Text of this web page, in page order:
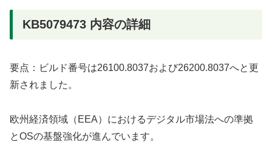
KB5079473 内容の詳細
要点：ビルド番号は26100.8037および26200.8037へと更
新されました。
欧州経済領域（EEA）におけるデジタル市場法への準拠
とOSの基盤強化が進んでいます。